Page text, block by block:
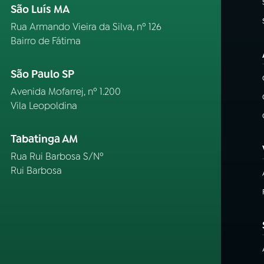
São Luís MA
Rua Armando Vieira da Silva, nº 126
Bairro de Fátima
São Paulo SP
Avenida Mofarrej, nº 1.200
Vila Leopoldina
Tabatinga AM
Rua Rui Barbosa S/Nº
Rui Barbosa